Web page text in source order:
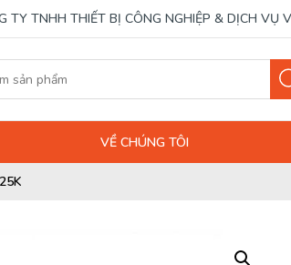
TY TNHH THIẾT BỊ CÔNG NGHIỆP & DỊCH VỤ
VỀ CHÚNG TÔI